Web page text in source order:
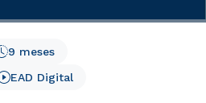
9 meses
EAD Digital